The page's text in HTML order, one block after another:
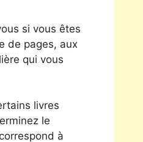
si vous êtes
de pages, aux
qui vous
livres
le
à